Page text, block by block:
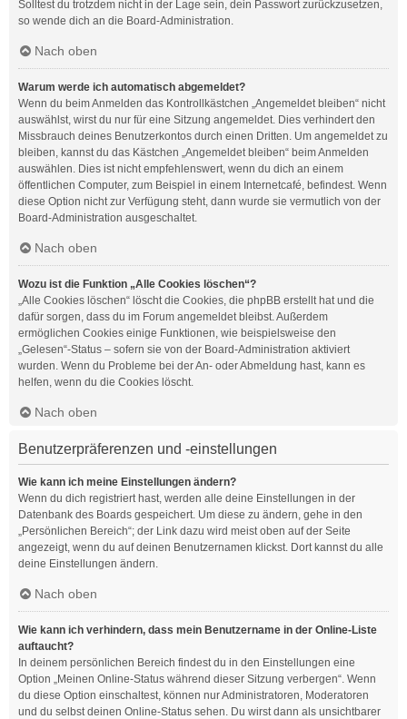
Solltest du trotzdem nicht in der Lage sein, dein Passwort zurückzusetzen,
so wende dich an die Board-Administration.
Nach oben
Warum werde ich automatisch abgemeldet?
Wenn du beim Anmelden das Kontrollkästchen „Angemeldet bleiben“ nicht
auswählst, wirst du nur für eine Sitzung angemeldet. Dies verhindert den
Missbrauch deines Benutzerkontos durch einen Dritten. Um angemeldet zu
bleiben, kannst du das Kästchen „Angemeldet bleiben“ beim Anmelden
auswählen. Dies ist nicht empfehlenswert, wenn du dich an einem
öffentlichen Computer, zum Beispiel in einem Internetcafé, befindest. Wenn
diese Option nicht zur Verfügung steht, dann wurde sie vermutlich von der
Board-Administration ausgeschaltet.
Nach oben
Wozu ist die Funktion „Alle Cookies löschen“?
„Alle Cookies löschen“ löscht die Cookies, die phpBB erstellt hat und die
dafür sorgen, dass du im Forum angemeldet bleibst. Außerdem
ermöglichen Cookies einige Funktionen, wie beispielsweise den
„Gelesen“-Status – sofern sie von der Board-Administration aktiviert
wurden. Wenn du Probleme bei der An- oder Abmeldung hast, kann es
helfen, wenn du die Cookies löscht.
Nach oben
Benutzerpräferenzen und -einstellungen
Wie kann ich meine Einstellungen ändern?
Wenn du dich registriert hast, werden alle deine Einstellungen in der
Datenbank des Boards gespeichert. Um diese zu ändern, gehe in den
„Persönlichen Bereich“; der Link dazu wird meist oben auf der Seite
angezeigt, wenn du auf deinen Benutzernamen klickst. Dort kannst du alle
deine Einstellungen ändern.
Nach oben
Wie kann ich verhindern, dass mein Benutzername in der Online-Liste
auftaucht?
In deinem persönlichen Bereich findest du in den Einstellungen eine
Option „Meinen Online-Status während dieser Sitzung verbergen“. Wenn
du diese Option einschaltest, können nur Administratoren, Moderatoren
und du selbst deinen Online-Status sehen. Du wirst dann als unsichtbarer